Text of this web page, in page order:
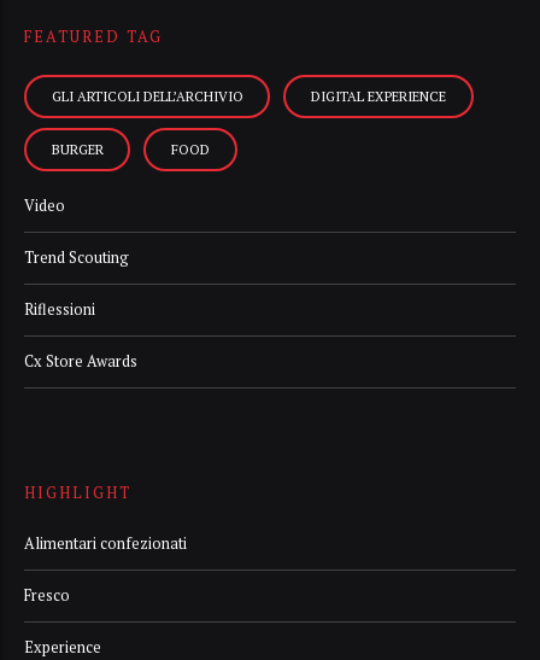
FEATURED TAG
GLI ARTICOLI DELL’ARCHIVIO DIGITAL EXPERIENCE
BURGER FOOD
Video
Trend Scouting
Riflessioni
Cx Store Awards
HIGHLIGHT
Alimentari confezionati
Fresco
Experience